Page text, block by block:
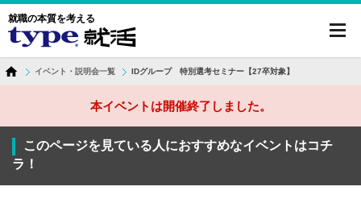
就職の本質を考える
イベント・説明会一覧 IDグループ 特別選考セミナー【27卒対象】
本イベントは開催終了しました。
このページを見ている人におすすめなイベントはコチ
ラ！